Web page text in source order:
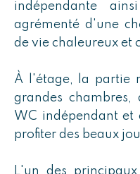
indépendante
agrémenté d'une
de vie chaleureux et
À l'étage, la partie
grandes
WC indépendant et
profiter des beaux
L'un des